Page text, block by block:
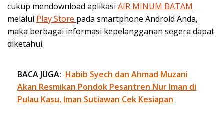
cukup mendownload aplikasi AIR MINUM BATAM
melalui Play Store pada smartphone Android Anda,
maka berbagai informasi kepelangganan segera dapat
diketahui.
BACA JUGA: Habib Syech dan Ahmad Muzani
Akan Resmikan Pondok Pesantren Nur Iman di
Pulau Kasu, Iman Sutiawan Cek Kesiapan